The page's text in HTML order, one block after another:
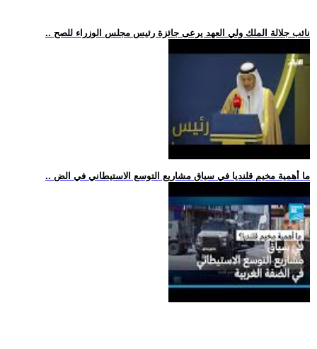
.. نائب جلالة الملك ولي العهد يرعى جائزة رئيس مجلس الوزراء للصح
.. ما أهمية مخيم قلنديا في سياق مشاريع التوسع الاستيطاني في الض